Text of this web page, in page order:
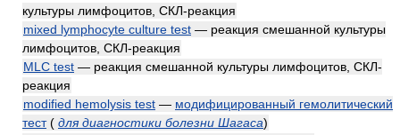
культуры лимфоцитов, СКЛ-реакция
mixed lymphocyte culture test — реакция смешанной культуры
лимфоцитов, СКЛ-реакция
MLC test — реакция смешанной культуры лимфоцитов, СКЛ-
реакция
modified hemolysis test — модифицированный гемолитический
тест ( для диагностики болезни Шагаса)